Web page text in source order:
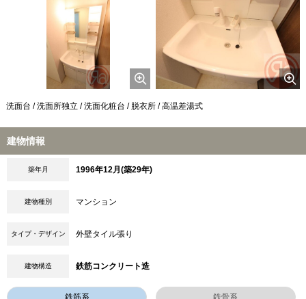
洗面台 / 洗面所独立 / 洗面化粧台 / 脱衣所 / 高温差湯式
建物情報
築年月 1996年12月(築29年)
建物種別 マンション
タイプ・デザイン 外壁タイル張り
建物構造 鉄筋コンクリート造
鉄筋系 鉄骨系